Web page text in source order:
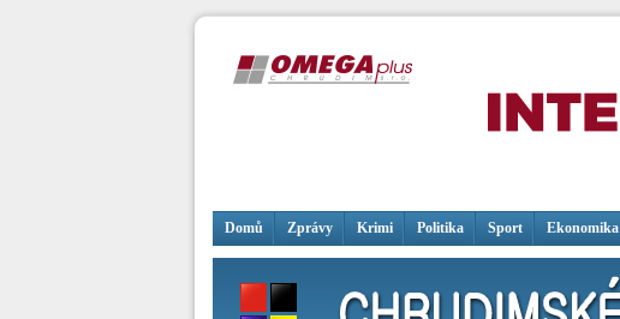
Domů Zprávy Krimi Politika Sport Ekonomika